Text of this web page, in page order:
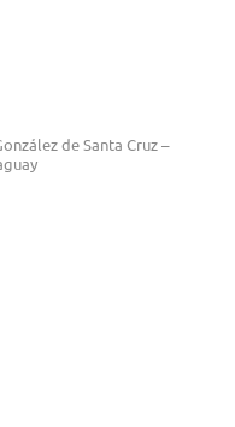
de Santa Cruz –